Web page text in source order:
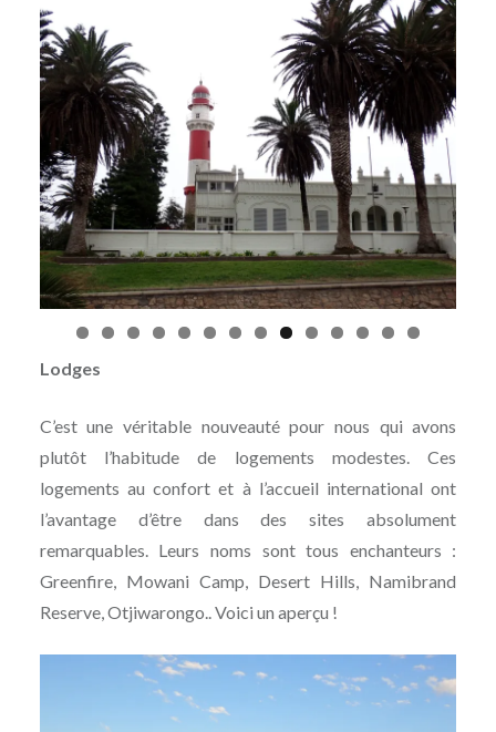
Lodges
C’est une véritable nouveauté pour nous qui avons
plutôt l’habitude de logements modestes. Ces
logements au confort et à l’accueil international ont
l’avantage d’être dans des sites absolument
remarquables. Leurs noms sont tous enchanteurs :
Greenfire, Mowani Camp, Desert Hills, Namibrand
Reserve, Otjiwarongo.. Voici un aperçu !